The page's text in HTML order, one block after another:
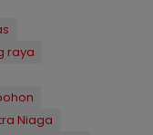
raya
Niaga